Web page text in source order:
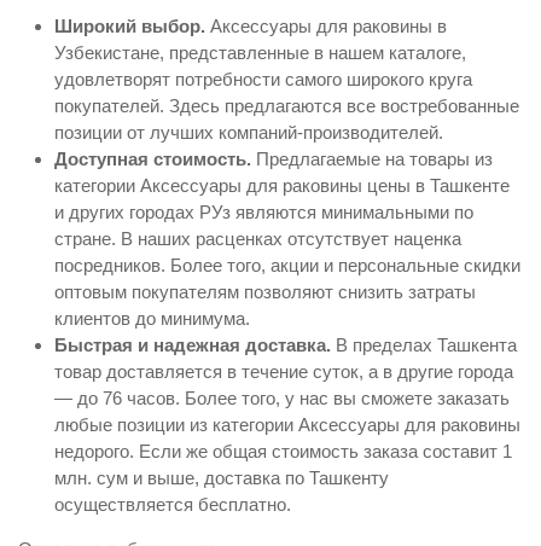
Широкий выбор. Аксессуары для раковины в
Узбекистане, представленные в нашем каталоге,
удовлетворят потребности самого широкого круга
покупателей. Здесь предлагаются все востребованные
позиции от лучших компаний-производителей.
Доступная стоимость. Предлагаемые на товары из
категории Аксессуары для раковины цены в Ташкенте
и других городах РУз являются минимальными по
стране. В наших расценках отсутствует наценка
посредников. Более того, акции и персональные скидки
оптовым покупателям позволяют снизить затраты
клиентов до минимума.
Быстрая и надежная доставка. В пределах Ташкента
товар доставляется в течение суток, а в другие города
— до 76 часов. Более того, у нас вы сможете заказать
любые позиции из категории Аксессуары для раковины
недорого. Если же общая стоимость заказа составит 1
млн. сум и выше, доставка по Ташкенту
осуществляется бесплатно.